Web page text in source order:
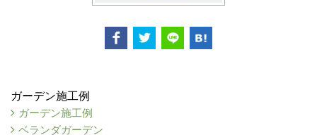
ガーデン施工例
ガーデン施工例
ベランダガーデン